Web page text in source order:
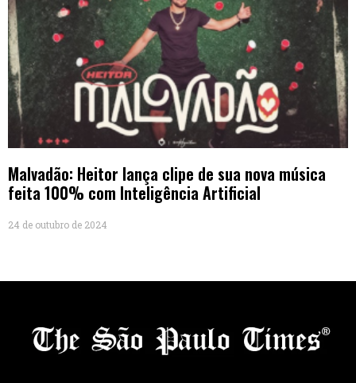
Malvadão: Heitor lança clipe de sua nova música
feita 100% com Inteligência Artificial
24 de outubro de 2024